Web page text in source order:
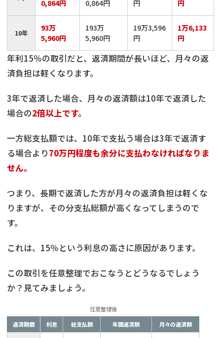
0,864円 0,864円 円 円
10年
93万
5,960円
193万
5,960円
19万3,596
円
1万6,133
円
年利15％の取引だと、返済期間が長いほど、月々の返
済負担は軽くなります。
3年で返済した場合、月々の返済額は10年で返済した
場合の2倍以上です。
一方総支払額では、10年で支払う場合は3年で返済す
る場合より70万円程度も余分に支払わなければなりま
せん。
つまり、長期で返済した方が月々の返済負担は軽くな
りますが、その分支払総額が高くなってしまうので
す。
これは、15％という利息の高さに原因があります。
この取引を任意整理でおこなうとどうなるでしょう
か？見てみましょう。
任意整理後
返済期間
利息 総支払額 年間返済額 月々の返済額